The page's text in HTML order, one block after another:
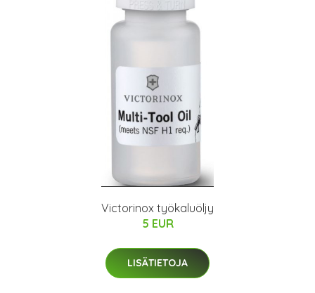
Victorinox työkaluöljy
5 EUR
LISÄTIETOJA